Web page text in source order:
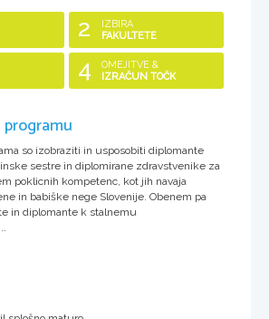
2
IZBIRA
FAKULTETE
4
OMEJITVE &
IZRAČUN TOČK
so izobraziti in usposobiti diplomante
sestre in diplomirane zdravstvenike za
poklicnih kompetenc, kot jih navaja
in babiške nege Slovenije. Obenem pa
in diplomante k stalnemu